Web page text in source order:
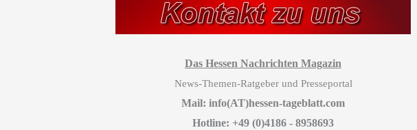
Das Hessen Nachrichten Magazin
News-Themen-Ratgeber und Presseportal
Mail: info(AT)hessen-tageblatt.com
Hotline: +49 (0)4186 - 8958693